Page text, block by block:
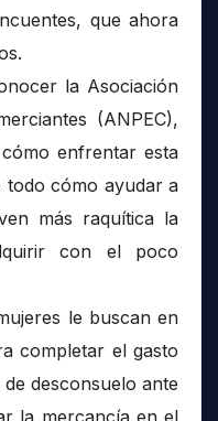
que ahora
la Asociación
(ANPEC),
enfrentar esta
todo cómo ayudar a
más raquítica la
con el poco
le buscan en
completar el gasto
desconsuelo ante